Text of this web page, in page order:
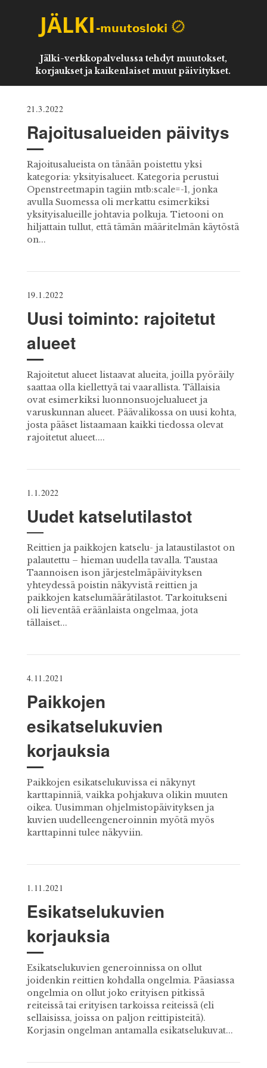
Jälki-verkkopalvelussa tehdyt muutokset,
korjaukset ja kaikenlaiset muut päivitykset.
21.3.2022
Rajoitusalueiden päivitys
Rajoitusalueista on tänään poistettu yksi
kategoria: yksityisalueet. Kategoria perustui
Openstreetmapin tagiin mtb:scale=-1, jonka
avulla Suomessa oli merkattu esimerkiksi
yksityisalueille johtavia polkuja. Tietooni on
hiljattain tullut, että tämän määritelmän käytöstä
on...
19.1.2022
Uusi toiminto: rajoitetut
alueet
Rajoitetut alueet listaavat alueita, joilla pyöräily
saattaa olla kiellettyä tai vaarallista. Tällaisia
ovat esimerkiksi luonnonsuojelualueet ja
varuskunnan alueet. Päävalikossa on uusi kohta,
josta pääset listaamaan kaikki tiedossa olevat
rajoitetut alueet....
1.1.2022
Uudet katselutilastot
Reittien ja paikkojen katselu- ja lataustilastot on
palautettu – hieman uudella tavalla. Taustaa
Taannoisen ison järjestelmäpäivityksen
yhteydessä poistin näkyvistä reittien ja
paikkojen katselumäärätilastot. Tarkoitukseni
oli lieventää eräänlaista ongelmaa, jota
tällaiset...
4.11.2021
Paikkojen
esikatselukuvien
korjauksia
Paikkojen esikatselukuvissa ei näkynyt
karttapinniä, vaikka pohjakuva olikin muuten
oikea. Uusimman ohjelmistopäivityksen ja
kuvien uudelleengeneroinnin myötä myös
karttapinni tulee näkyviin.
1.11.2021
Esikatselukuvien
korjauksia
Esikatselukuvien generoinnissa on ollut
joidenkin reittien kohdalla ongelmia. Päasiassa
ongelmia on ollut joko erityisen pitkissä
reiteissä tai erityisen tarkoissa reiteissä (eli
sellaisissa, joissa on paljon reittipisteitä).
Korjasin ongelman antamalla esikatselukuvat...